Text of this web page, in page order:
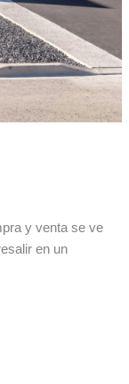
y venta se ve
en un